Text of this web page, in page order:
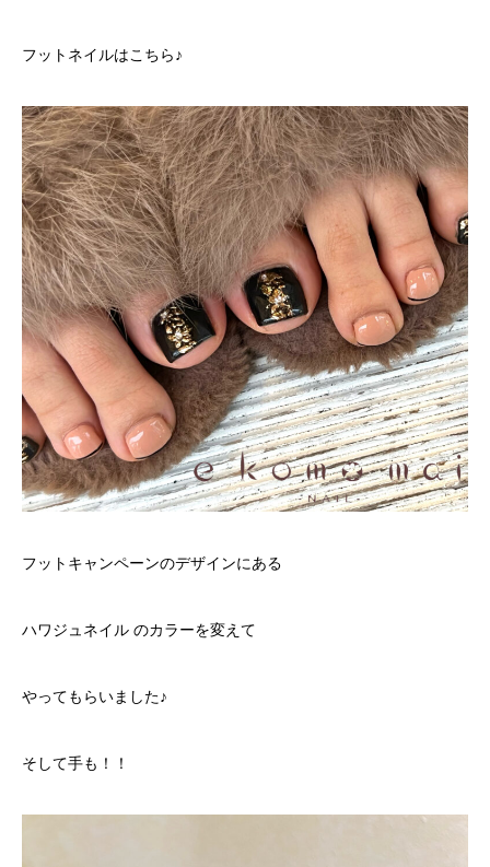
フットネイルはこちら♪
フットキャンペーンのデザインにある
ハワジュネイル のカラーを変えて
やってもらいました♪
そして手も！！